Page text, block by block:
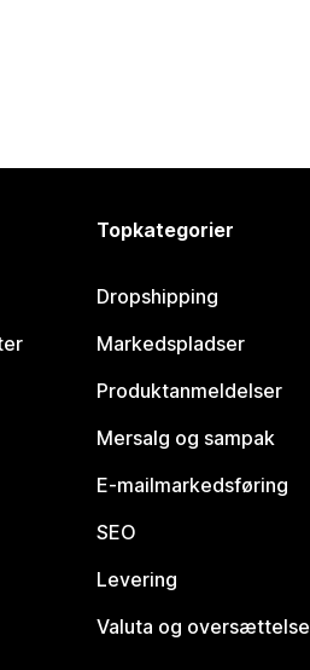
Topkategorier
Dropshipping
Markedspladser
Produktanmeldelser
Mersalg og sampak
E-mailmarkedsføring
SEO
Levering
Valuta og oversættelse